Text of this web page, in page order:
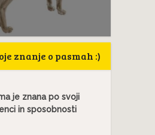
znanje o pasmah :)
je znana po svoji
in sposobnosti